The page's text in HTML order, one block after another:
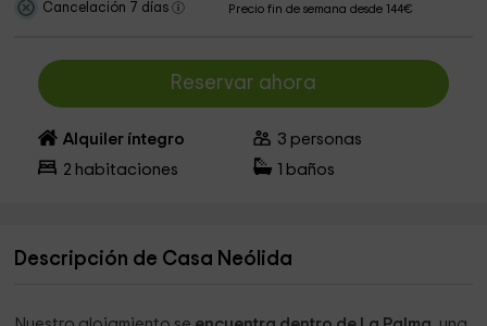
Cancelación 7 días Precio fin de semana desde 144€
Reservar ahora
Alquiler íntegro 3 personas
2 habitaciones baños
Descripción de Casa Neólida